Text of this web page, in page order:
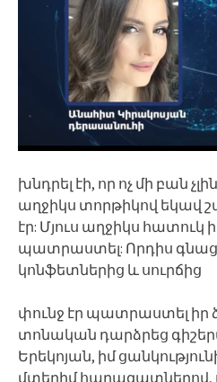
խնդրել էի, որ ոչ մի բան
աղջիկս տորթիկով եկավ
էր: Մյուս աղջիկս հատուկ
պատրաստել: Որդիս
կոնֆետներից և սուրճից
փունջ էր պատրաստել իր
տոնական դարձրեց
Երեկոյան, իմ
մտերիմ հարազատներով,